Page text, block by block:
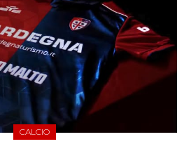
CALCIO